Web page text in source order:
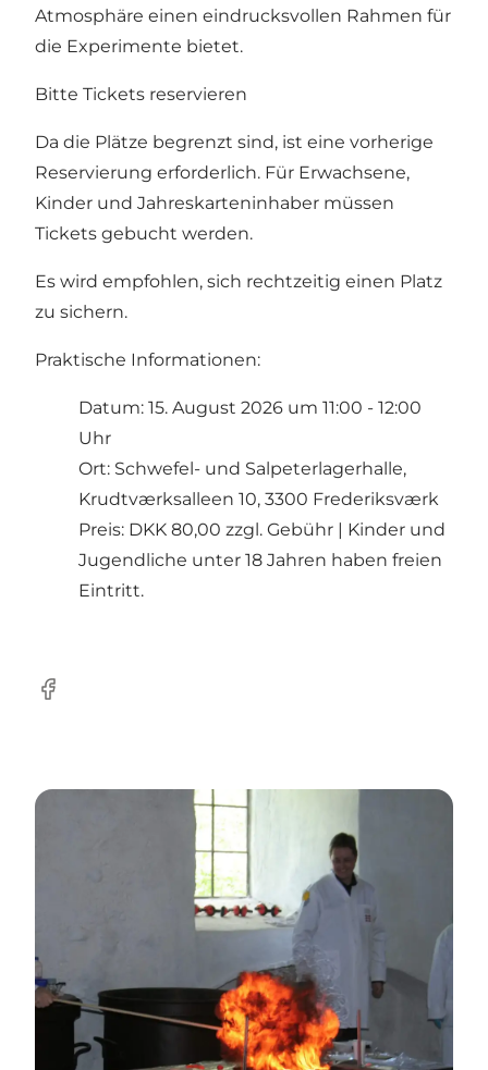
Atmosphäre einen eindrucksvollen Rahmen für
die Experimente bietet.
Bitte Tickets reservieren
Da die Plätze begrenzt sind, ist eine vorherige
Reservierung erforderlich. Für Erwachsene,
Kinder und Jahreskarteninhaber müssen
Tickets gebucht werden.
Es wird empfohlen, sich rechtzeitig einen Platz
zu sichern.
Praktische Informationen:
Datum: 15. August 2026 um 11:00 - 12:00
Uhr
Ort: Schwefel- und Salpeterlagerhalle,
Krudtværksalleen 10, 3300 Frederiksværk
Preis: DKK 80,00 zzgl. Gebühr | Kinder und
Jugendliche unter 18 Jahren haben freien
Eintritt.
Facebook